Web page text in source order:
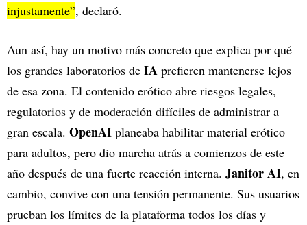
injustamente”, declaró.
Aun así, hay un motivo más concreto que explica por qué
los grandes laboratorios de IA prefieren mantenerse lejos
de esa zona. El contenido erótico abre riesgos legales,
regulatorios y de moderación difíciles de administrar a
gran escala. OpenAI planeaba habilitar material erótico
para adultos, pero dio marcha atrás a comienzos de este
año después de una fuerte reacción interna. Janitor AI, en
cambio, convive con una tensión permanente. Sus usuarios
prueban los límites de la plataforma todos los días y